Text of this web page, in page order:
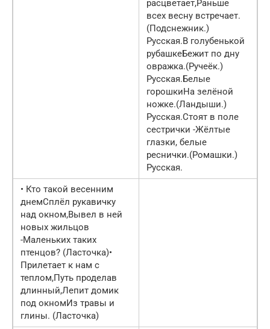
расцветает,Раньше
всех весну встречает.
(Подснежник.)
Русская.В голубенькой
рубашкеБежит по дну
овражка.(Ручеёк.)
Русская.Белые
горошкиНа зелёной
ножке.(Ландыши.)
Русская.Стоят в поле
сестрички -Жёлтые
глазки, белые
реснички.(Ромашки.)
Русская.
• Кто такой весенним
днемСплёл рукавичку
над окном,Вывел в ней
новых жильцов
-Маленьких таких
птенцов? (Ласточка)•
Прилетает к нам с
теплом,Путь проделав
длинный,Лепит домик
под окномИз травы и
глины. (Ласточка)